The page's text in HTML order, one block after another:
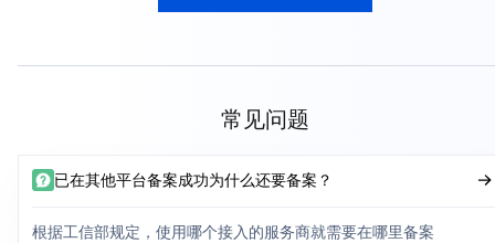
常见问题
已在其他平台备案成功为什么还要备案？
根据工信部规定，使用哪个接入的服务商就需要在哪里备案